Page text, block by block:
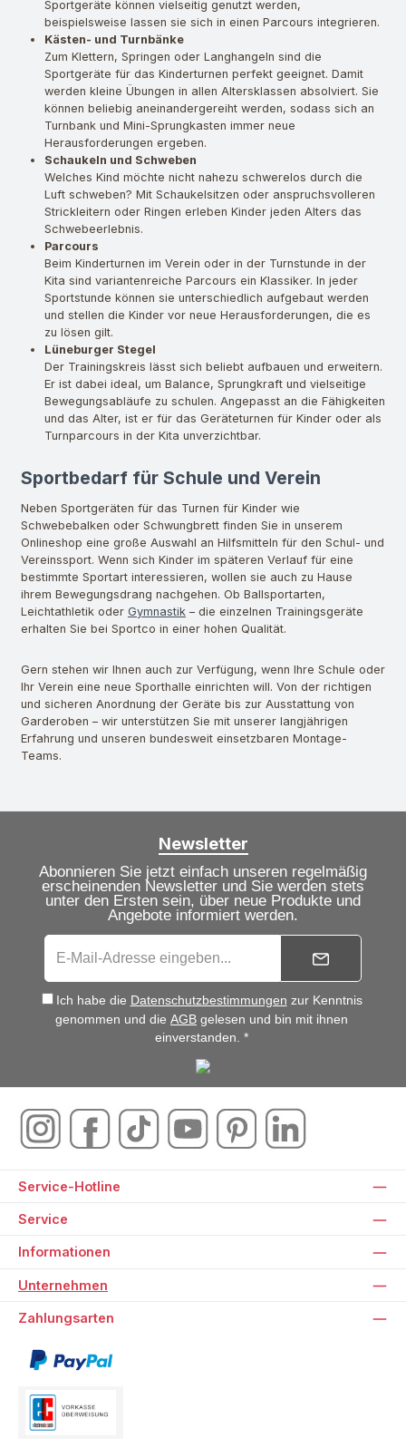
Sportgeräte können vielseitig genutzt werden,
beispielsweise lassen sie sich in einen Parcours integrieren.
Kästen- und Turnbänke
Zum Klettern, Springen oder Langhangeln sind die
Sportgeräte für das Kinderturnen perfekt geeignet. Damit
werden kleine Übungen in allen Altersklassen absolviert. Sie
können beliebig aneinandergereiht werden, sodass sich an
Turnbank und Mini-Sprungkasten immer neue
Herausforderungen ergeben.
Schaukeln und Schweben
Welches Kind möchte nicht nahezu schwerelos durch die
Luft schweben? Mit Schaukelsitzen oder anspruchsvolleren
Strickleitern oder Ringen erleben Kinder jeden Alters das
Schwebeerlebnis.
Parcours
Beim Kinderturnen im Verein oder in der Turnstunde in der
Kita sind variantenreiche Parcours ein Klassiker. In jeder
Sportstunde können sie unterschiedlich aufgebaut werden
und stellen die Kinder vor neue Herausforderungen, die es
zu lösen gilt.
Lüneburger Stegel
Der Trainingskreis lässt sich beliebt aufbauen und erweitern.
Er ist dabei ideal, um Balance, Sprungkraft und vielseitige
Bewegungsabläufe zu schulen. Angepasst an die Fähigkeiten
und das Alter, ist er für das Geräteturnen für Kinder oder als
Turnparcours in der Kita unverzichtbar.
Sportbedarf für Schule und Verein
Neben Sportgeräten für das Turnen für Kinder wie
Schwebebalken oder Schwungbrett finden Sie in unserem
Onlineshop eine große Auswahl an Hilfsmitteln für den Schul- und
Vereinssport. Wenn sich Kinder im späteren Verlauf für eine
bestimmte Sportart interessieren, wollen sie auch zu Hause
ihrem Bewegungsdrang nachgehen. Ob Ballsportarten,
Leichtathletik oder Gymnastik – die einzelnen Trainingsgeräte
erhalten Sie bei Sportco in einer hohen Qualität.
Gern stehen wir Ihnen auch zur Verfügung, wenn Ihre Schule oder
Ihr Verein eine neue Sporthalle einrichten will. Von der richtigen
und sicheren Anordnung der Geräte bis zur Ausstattung von
Garderoben – wir unterstützen Sie mit unserer langjährigen
Erfahrung und unseren bundesweit einsetzbaren Montage-
Teams.
Newsletter
Abonnieren Sie jetzt einfach unseren regelmäßig
erscheinenden Newsletter und Sie werden stets
unter den Ersten sein, über neue Produkte und
Angebote informiert werden.
Ich habe die Datenschutzbestimmungen zur Kenntnis
genommen und die AGB gelesen und bin mit ihnen
einverstanden. *
Service-Hotline
Service
Informationen
Unternehmen
Zahlungsarten